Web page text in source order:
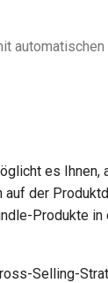
es
auf der
Produkte
Selling-